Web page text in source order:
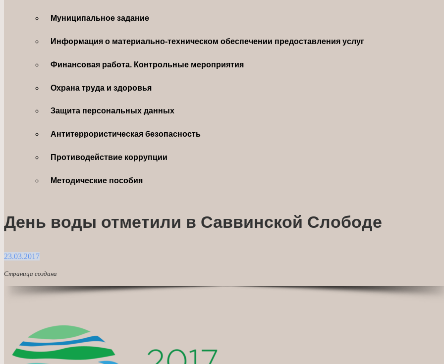
Муниципальное задание
Информация о материально-техническом обеспечении предоставления услуг
Финансовая работа. Контрольные мероприятия
Охрана труда и здоровья
Защита персональных данных
Антитеррористическая безопасность
Противодействие коррупции
Методические пособия
День воды отметили в Саввинской Слободе
23.03.2017
Страница создана